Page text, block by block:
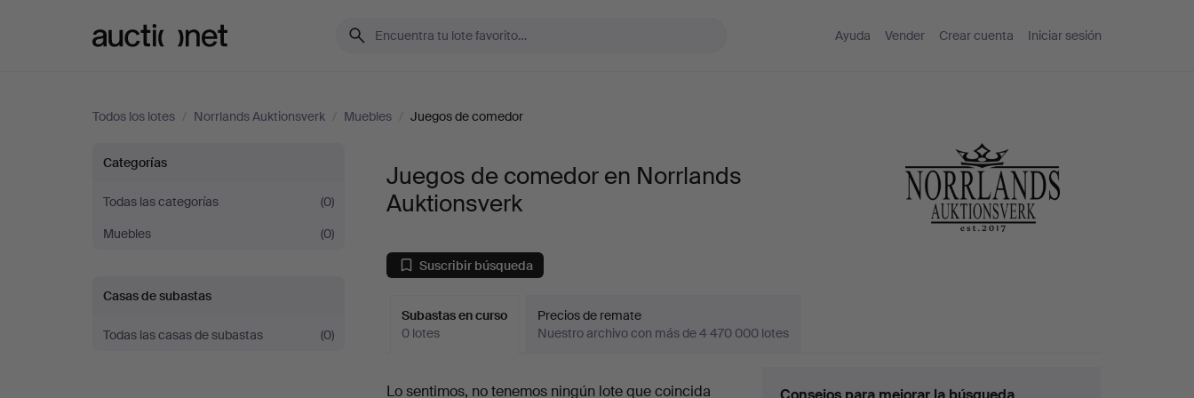
Ayuda Vender Crear cuenta Iniciar sesión
Todos los lotes / Norrlands Auktionsverk / Muebles / Juegos de comedor
Juegos
de
comedor
en
Norrlands
Categorías
Todas las categorías
(0)
Muebles
(0)
Casas de subastas
Todas las casas de subastas (0)
Juegos de comedor en Norrlands
Auktionsverk
Suscribir búsqueda
Subastas en curso
0 lotes
Precios de remate
Nuestro archivo con más de 4 470 000 lotes
Subastas
Lo sentimos, no tenemos ningún lote que coincida